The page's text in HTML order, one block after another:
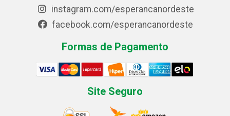
instagram.com/esperancanordeste
facebook.com/esperancanordeste
Formas de Pagamento
Site Seguro